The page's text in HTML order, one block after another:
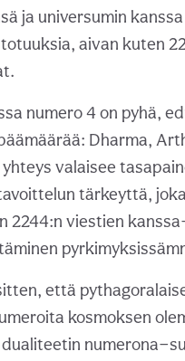
ja universumin
aivan kuten
numero 4 on pyhä,
Dharma,
valaisee
tärkeyttä,
2244:n viestien
että
kosmoksen